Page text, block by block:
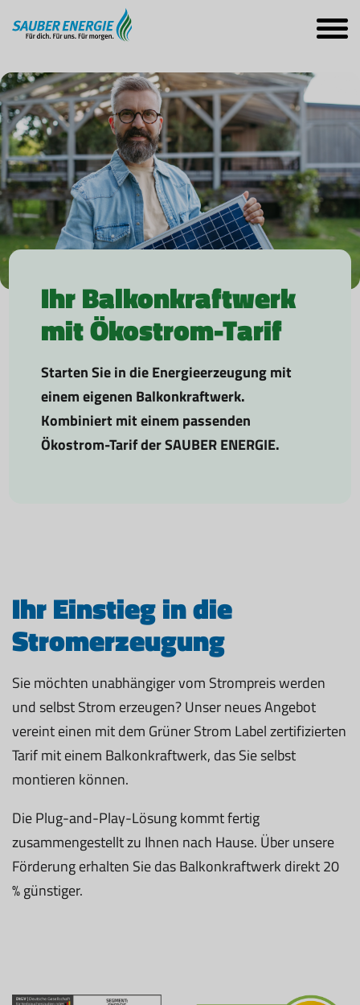
Ihr Balkonkraftwerk
mit Ökostrom-Tarif
Starten Sie in die Energieerzeugung mit
einem eigenen Balkonkraftwerk.
Kombiniert mit einem passenden
Ökostrom-Tarif der SAUBER ENERGIE.
Ihr Einstieg in die
Stromerzeugung
Sie möchten unabhängiger vom Strompreis werden
und selbst Strom erzeugen? Unser neues Angebot
vereint einen mit dem Grüner Strom Label zertifizierten
Tarif mit einem Balkonkraftwerk, das Sie selbst
montieren können.
Die Plug-and-Play-Lösung kommt fertig
zusammengestellt zu Ihnen nach Hause. Über unsere
Förderung erhalten Sie das Balkonkraftwerk direkt 20
% günstiger.